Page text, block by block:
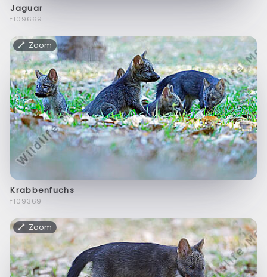
Jaguar
f109669
Zoom
Krabbenfuchs
f109369
Zoom